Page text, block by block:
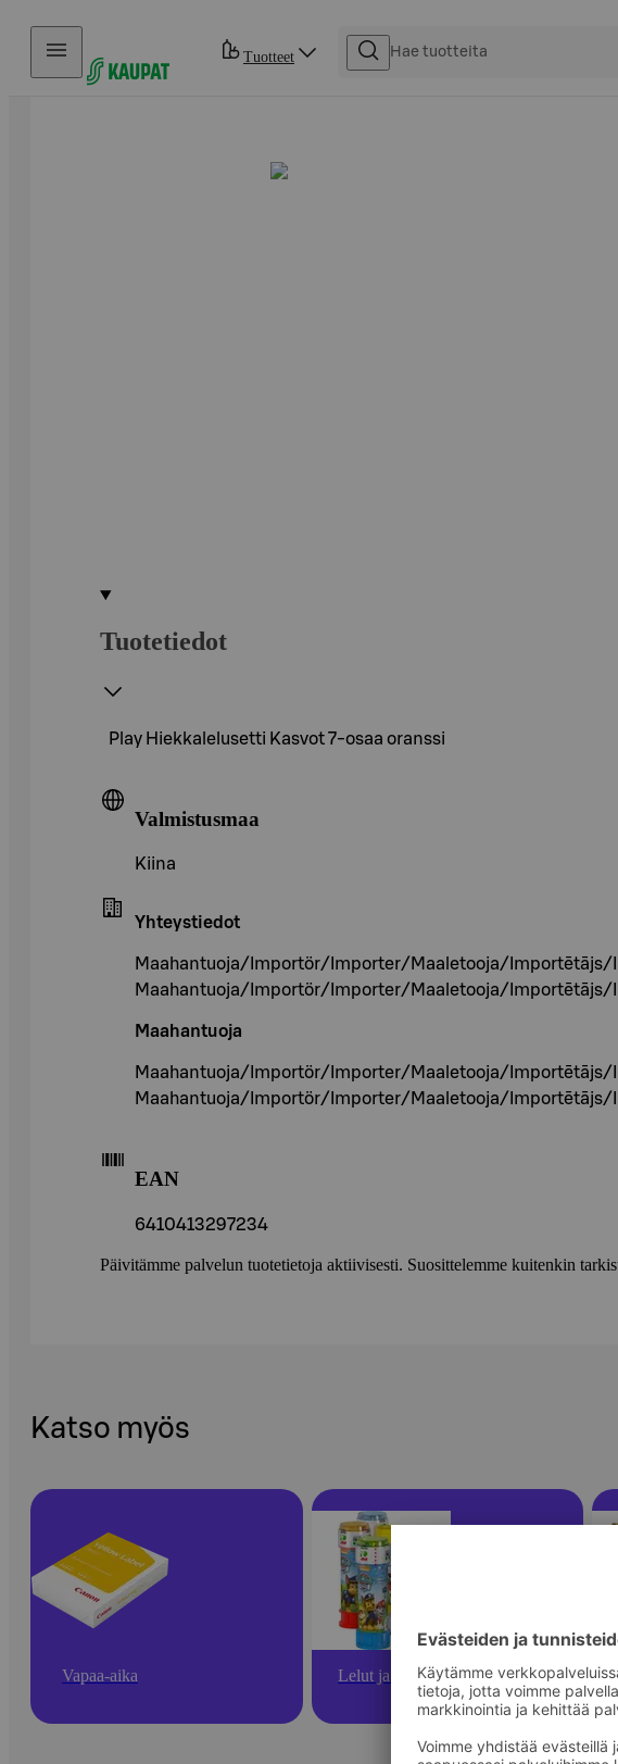
Hyppää sisältöön
Tuotteet
Tuotetiedot
Play Hiekkalelusetti Kasvot 7-osaa oranssi
Valmistusmaa
Kiina
Yhteystiedot
Maahantuoja/Importör/Importer/Maaletooja/Importētājs/
Maahantuoja/Importör/Importer/Maaletooja/Importētājs/
Maahantuoja
Maahantuoja/Importör/Importer/Maaletooja/Importētājs/
Maahantuoja/Importör/Importer/Maaletooja/Importētājs/
EAN
6410413297234
Päivitämme palvelun tuotetietoja aktiivisesti. Suosittelemme kuitenkin
Katso myös
Vapaa-aika Lelut ja pelit